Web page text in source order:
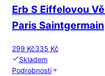
Erb S Eiffelovou
Paris Saintgermain
299 Kč335 Kč
Skladem
Podrobnosti